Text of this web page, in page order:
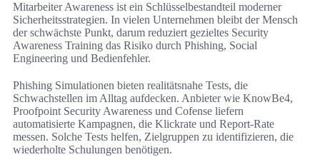
Mitarbeiter Awareness ist ein Schlüsselbestandteil moderner
Sicherheitsstrategien. In vielen Unternehmen bleibt der Mensch
der schwächste Punkt, darum reduziert gezieltes Security
Awareness Training das Risiko durch Phishing, Social
Engineering und Bedienfehler.
Phishing Simulationen bieten realitätsnahe Tests, die
Schwachstellen im Alltag aufdecken. Anbieter wie KnowBe4,
Proofpoint Security Awareness und Cofense liefern
automatisierte Kampagnen, die Klickrate und Report-Rate
messen. Solche Tests helfen, Zielgruppen zu identifizieren, die
wiederholte Schulungen benötigen.